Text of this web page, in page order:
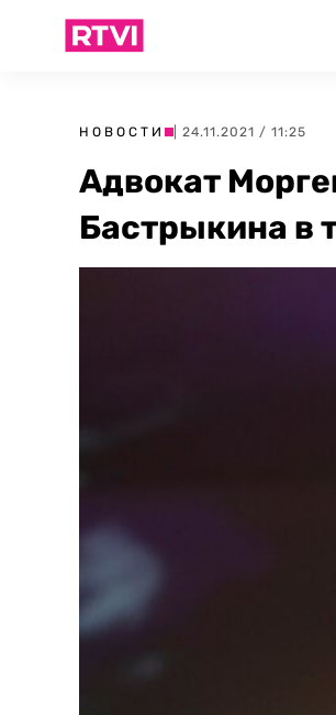
НОВОСТИ | 24.11.2021 / 11:25
Адвокат
Бастрыкина в